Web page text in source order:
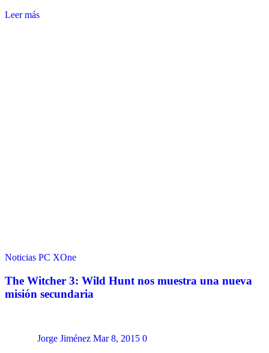
Leer más
Noticias PC XOne
The Witcher 3: Wild Hunt nos muestra una nueva
misión secundaria
Jorge Jiménez Mar 8, 2015 0